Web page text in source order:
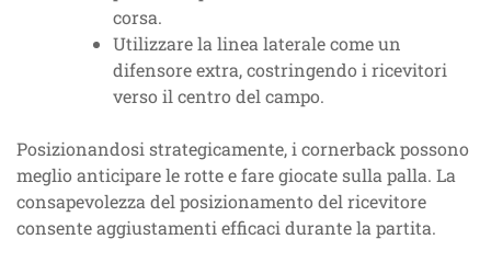
corsa.
Utilizzare la linea laterale come un
difensore extra, costringendo i ricevitori
verso il centro del campo.
Posizionandosi strategicamente, i cornerback possono
meglio anticipare le rotte e fare giocate sulla palla. La
consapevolezza del posizionamento del ricevitore
consente aggiustamenti efficaci durante la partita.